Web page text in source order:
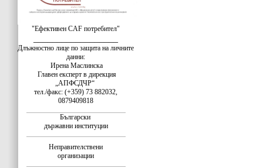
"Ефективен CAF потребител"
Длъжностно лице по защита на личните
данни:
Ирена Маслинска
Главен експерт в дирекция
„АПФСДЧР“
тел./факс: (+359) 73 882032,
0879409818
Български
държавни институции
Неправителствени
организации